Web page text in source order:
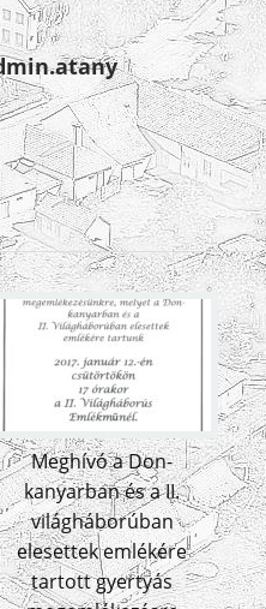
Meghívó a Don-
kanyarban és a II.
világháborúban
elesettek emlékére
tartott gyertyás